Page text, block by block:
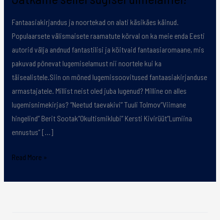
Fantaasiakirjandus ja noortekad on alati käsikäes käinud.
Populaarsete välismaisete raamatute kõrval on ka meie enda Eesti
autorid välja andnud fantastilisi ja köitvaid fantaasiaromaane, mis
pakuvad põnevat lugemiselamust nii noortele kui ka
täisealistele.Siin on mõned lugemissoovitused fantaasiakirjanduse
armastajatele. Millist neist oled juba lugenud? Milline on alles
lugemisnimekirjas? “Neetud taevakivi” Tuuli Tolmov“Viimane
hingelind” Berit Sootak“Okultismiklubi” Kersti Kivirüüt“Lumiina
ennustus” […]
sügisel
ulmelainel!
Read More »